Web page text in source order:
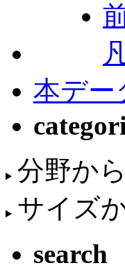
本デー
分野か
サイズ
search